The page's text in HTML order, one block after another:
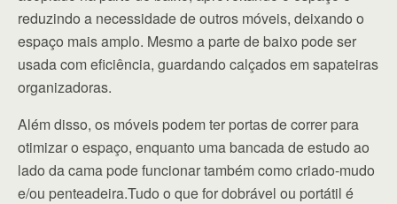
reduzindo a necessidade de outros móveis, deixando o
espaço mais amplo. Mesmo a parte de baixo pode ser
usada com eficiência, guardando calçados em sapateiras
organizadoras.
Além disso, os móveis podem ter portas de correr para
otimizar o espaço, enquanto uma bancada de estudo ao
lado da cama pode funcionar também como criado-mudo
e/ou penteadeira.Tudo o que for dobrável ou portátil é